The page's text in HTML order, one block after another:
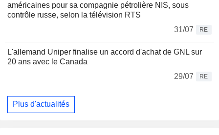
américaines pour sa compagnie pétrolière NIS, sous
contrôle russe, selon la télévision RTS
31/07
RE
L'allemand Uniper finalise un accord d'achat de GNL sur
20 ans avec le Canada
29/07
RE
Plus d'actualités